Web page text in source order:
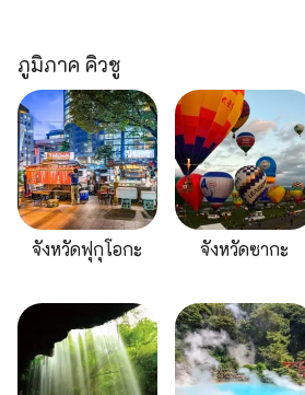
ภูมิภาค คิวชู
จังหวัดฟุกุโอกะ จังหวัดซากะ